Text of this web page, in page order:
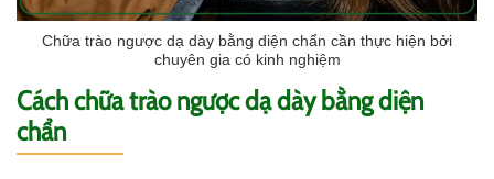
Chữa trào ngược dạ dày bằng diện chẩn cần thực hiện bởi
chuyên gia có kinh nghiệm
Cách chữa trào ngược dạ dày bằng diện
chẩn